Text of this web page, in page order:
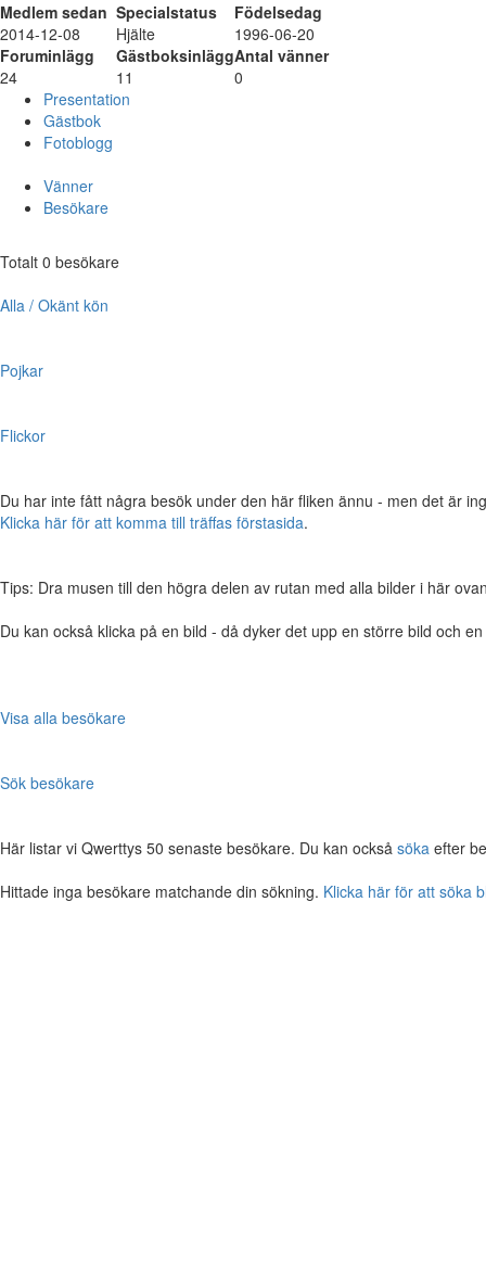
Medlem sedan Specialstatus
Födelsedag
2014-12-08
Hjälte
1996-06-20
Foruminlägg
GästboksinläggAntal vänner
24
11
0
Presentation
Gästbok
Fotoblogg
Vänner
Besökare
Totalt 0 besökare
Alla / Okänt kön
Pojkar
Flickor
Du har inte fått några besök under den här fliken ännu - men det är
Klicka här för att komma till träffas förstasida.
Tips: Dra musen till den högra delen av rutan med alla bilder i här
Du kan också klicka på en bild - då dyker det upp en större bild och
Visa alla besökare
Sök besökare
Här listar vi Qwerttys 50 senaste besökare. Du kan också söka efter
Hittade inga besökare matchande din sökning. Klicka här för att söka